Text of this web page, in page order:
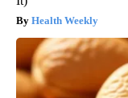
Health Weekly